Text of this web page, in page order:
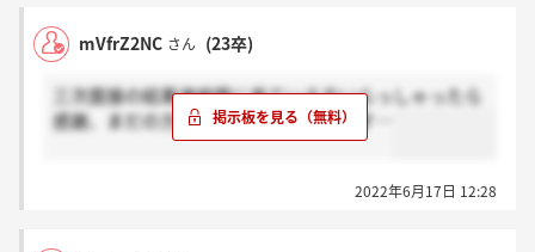
mVfrZ2NC さん (23卒)
三次面接の結果連絡既に来ている方いらっしゃったら
感謝、まだの方はホント？お願いします…
2022年6月17日 12:28